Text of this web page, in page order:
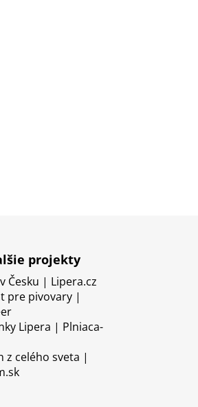
projekty
Česku | Lipera.cz
pre pivovary |
Lipera | Plniaca-
z celého sveta |